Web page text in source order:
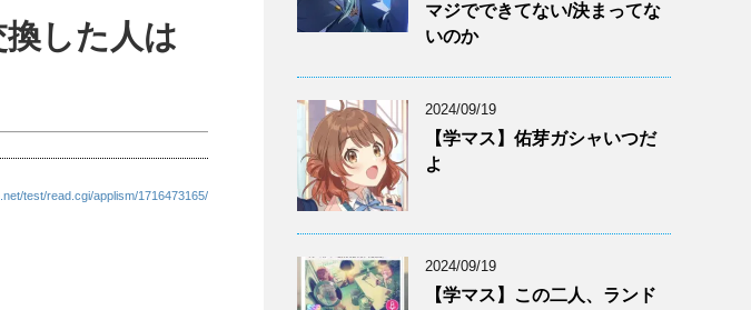
換した人は
test/read.cgi/applism/1716473165/
マジでできてない/決まってな
いのか
2024/09/19
【学マス】佑芽ガシャいつだ
よ
2024/09/19
【学マス】この二人、ランド